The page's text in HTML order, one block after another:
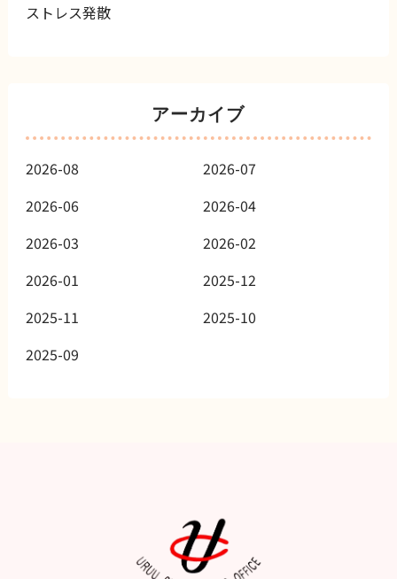
ストレス発散
アーカイブ
2026-08
2026-07
2026-06
2026-04
2026-03
2026-02
2026-01
2025-12
2025-11
2025-10
2025-09